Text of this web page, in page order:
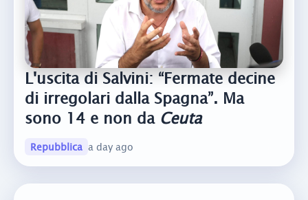
L'uscita di Salvini: “Fermate decine
di irregolari dalla Spagna”. Ma
sono 14 e non da Ceuta
Repubblica a day ago